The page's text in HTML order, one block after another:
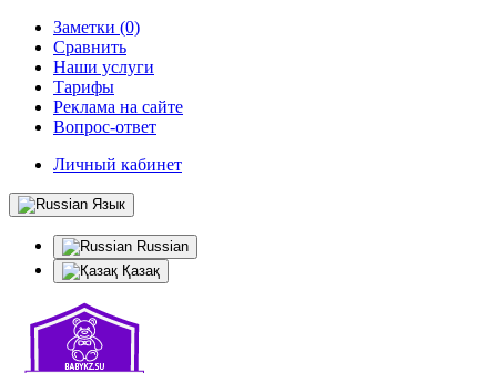
Заметки (0)
Сравнить
Наши услуги
Тарифы
Реклама на сайте
Вопрос-ответ
Личный кабинет
Язык
Russian
Қазақ